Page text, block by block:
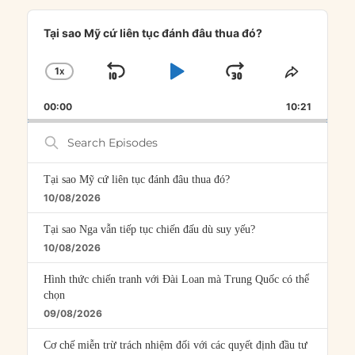
Audio
Player
Tại sao Mỹ cứ liên tục đánh đâu thua đó?
CHANGE
RATE
1X
SKIP
PLAYJUMP
FORWARD
SHARE
00:00 10:21
Search
Episodes
Tại sao Mỹ cứ liên tục đánh đâu thua đó?
10/08/2026
Tại sao Nga vẫn tiếp tục chiến đấu dù suy yếu?
10/08/2026
Hình thức chiến tranh với Đài Loan mà Trung Quốc có thể
chọn
09/08/2026
Cơ chế miễn trừ trách nhiệm đối với các quyết định đầu tư